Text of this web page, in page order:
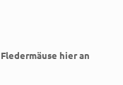
hier an